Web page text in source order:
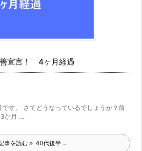
宣言！ 4ヶ月経過
す。 さてどうなっているでしょうか？前
か月 ...
事を読む 40代後半 ...